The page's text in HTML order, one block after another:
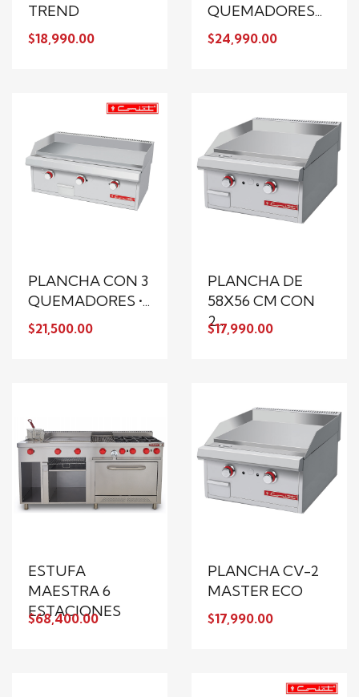
TREND
$18,990.00
QUEMADORES...
$24,990.00
PLANCHA CON 3
QUEMADORES •...
$21,500.00
PLANCHA DE
58X56 CM CON
2...
$17,990.00
ESTUFA
MAESTRA 6
ESTACIONES
$68,400.00
PLANCHA CV-2
MASTER ECO
$17,990.00